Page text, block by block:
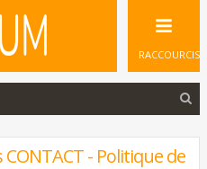
RACCOURCIS
- Politique de